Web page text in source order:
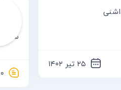
۲۵ تیر ۱۴۰۲
شود؟
۰